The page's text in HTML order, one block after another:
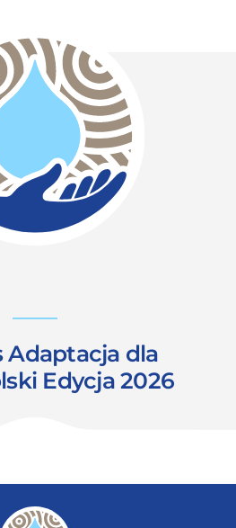
Adaptacja dla
Edycja 2026